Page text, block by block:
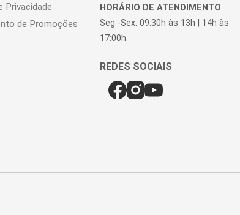
Privacidade
de Promoções
HORÁRIO DE ATENDIMENTO
Seg -Sex: 09:30h às 13h | 14h às
17:00h